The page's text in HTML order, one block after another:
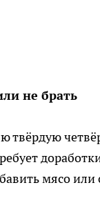
не брать
твёрдую
мясо или